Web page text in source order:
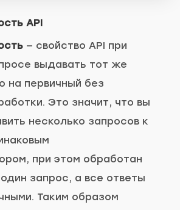
API
— свойство API при
выдавать тот же
на первичный без
Это значит, что вы
несколько запросов к
при этом обработан
запрос, а все ответы
Таким образом